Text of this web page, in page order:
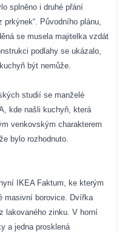
splněno i druhé přání
Původního plánu,
se musela majitelka vzdát
podlahy se ukázalo,
být nemůže.
studií se manželé
kde našli kuchyň, která
venkovským charakterem
bylo rozhodnuto.
IKEA Faktum, ke kterým
masivní borovice. Dvířka
lakovaného zinku. V horní
a jedna prosklená